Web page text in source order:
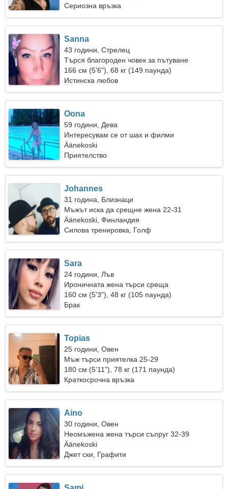
Сериозна връзка
Sanna
43 години, Стрелец
Търся благороден човек за пътуване
166 см (5'6"), 68 кг (149 паунда)
Истинска любов
Oona
59 години, Дева
Интересувам се от шах и филми
Äänekoski
Приятелство
Johannes
31 година, Близнаци
Мъжът иска да срещне жена 22-31
Äänekoski, Финландия
Силова тренировка, Голф
Sara
24 години, Лъв
Ироничната жена търси среща
160 см (5'3"), 48 кг (105 паунда)
Брак
Topias
25 години, Овен
Мъж търси приятелка 25-29
180 см (5'11"), 78 кг (171 паунда)
Краткосрочна връзка
Aino
30 години, Овен
Неомъжена жена търси съпруг 32-39
Äänekoski
Джет ски, Графити